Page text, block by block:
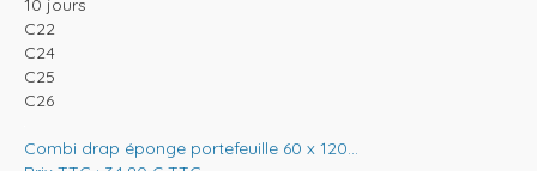
10 jours
C22
C24
C25
C26
Combi drap éponge portefeuille 60 x 120...